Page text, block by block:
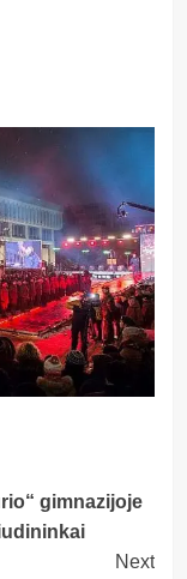
gimnazijoje
Next